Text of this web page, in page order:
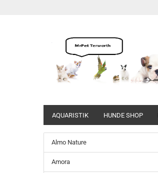
AQUARISTIK HUNDE SHOP
Almo Nature
Amora